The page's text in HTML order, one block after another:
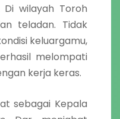
wilayah Toroh
teladan. Tidak
keluargamu,
melompati
kerja keras.
sebagai Kepala